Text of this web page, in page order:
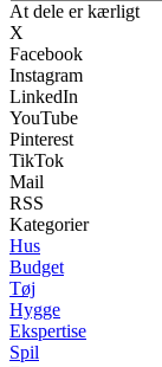
At dele er kærligt
X
Facebook
Instagram
LinkedIn
YouTube
Pinterest
TikTok
Mail
RSS
Kategorier
Hus
Budget
Tøj
Hygge
Ekspertise
Spil